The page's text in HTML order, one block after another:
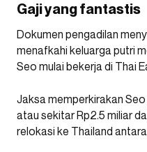
Gaji yang fantastis
Dokumen pengadilan
menafkahi keluarga putri
Seo mulai bekerja di Thai
Jaksa memperkirakan
atau sekitar Rp2.5 miliar
relokasi ke Thailand